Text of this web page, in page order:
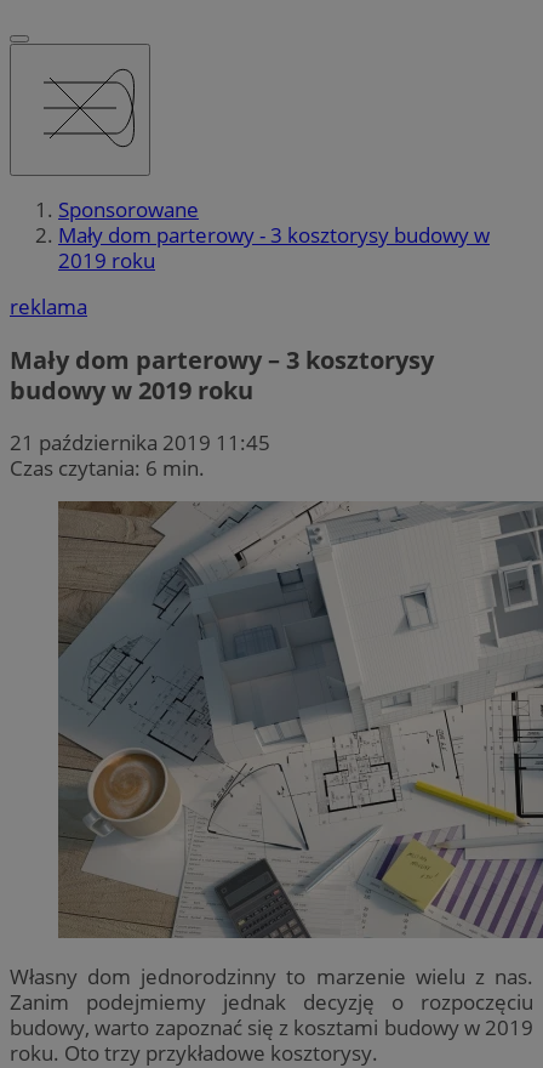
Sponsorowane
Mały dom parterowy - 3 kosztorysy budowy w
2019 roku
reklama
Mały dom parterowy – 3 kosztorysy
budowy w 2019 roku
21 października 2019 11:45
Czas czytania: 6 min.
Własny dom jednorodzinny to marzenie wielu z nas.
Zanim podejmiemy jednak decyzję o rozpoczęciu
budowy, warto zapoznać się z kosztami budowy w 2019
roku. Oto trzy przykładowe kosztorysy.